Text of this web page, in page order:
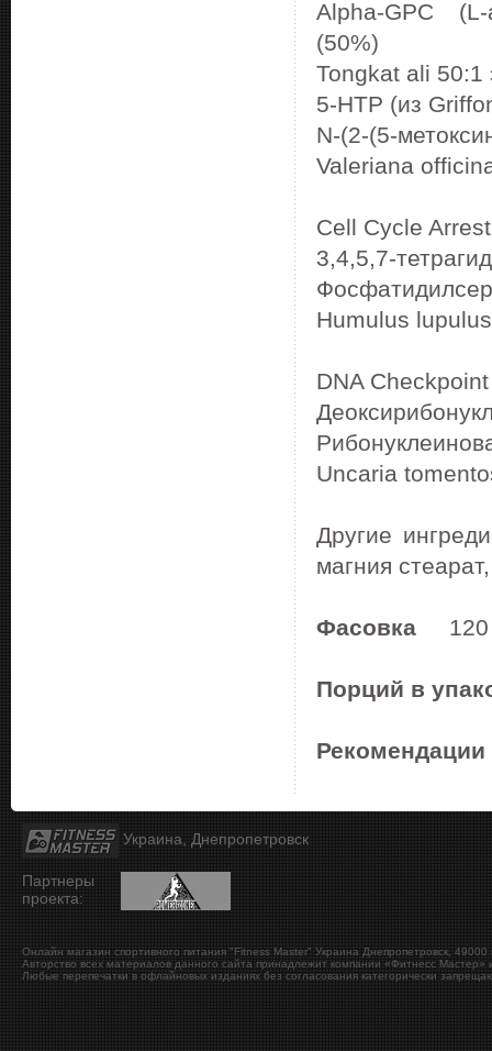
Alpha-GPC (L-
(50%)
Tongkat ali 50:1
5-HTP (из
N-(2-(5-
Valeriana
Cell Cycle
3,4,5,7-
Humulus lupulus
DNA
Uncaria
Другие
магния
Фасовка 120
Порций в
Украина, Днепропетровск
Партнеры
проекта:
Онлайн магазин спортивного питания "Fitness Master" Украина Днепропетровск, 49000
Авторство всех материалов данного сайта принадлежит компании «Фитнесс Мастер»
Любые перепечатки в офлайновых изданиях без согласования категорически